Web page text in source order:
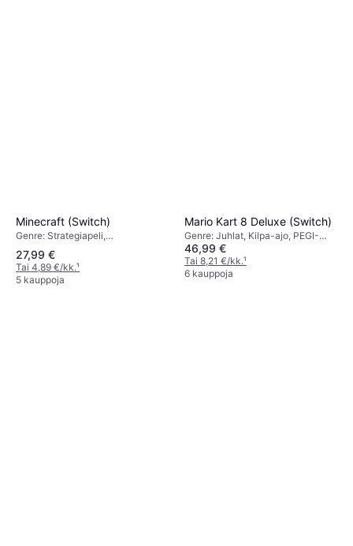
Minecraft (Switch)
Genre: Strategiapeli,
Simulaatiopeli, Toiminta, Seikkailu,
PEGI-ikärajaus: 7
27,99 €
Tai 4,89 €/kk.¹
5 kauppoja
Mario Kart 8 Deluxe (Switch)
Genre: Juhlat, Kilpa-ajo, PEGI-
ikärajaus: 3
46,99 €
Tai 8,21 €/kk.¹
6 kauppoja